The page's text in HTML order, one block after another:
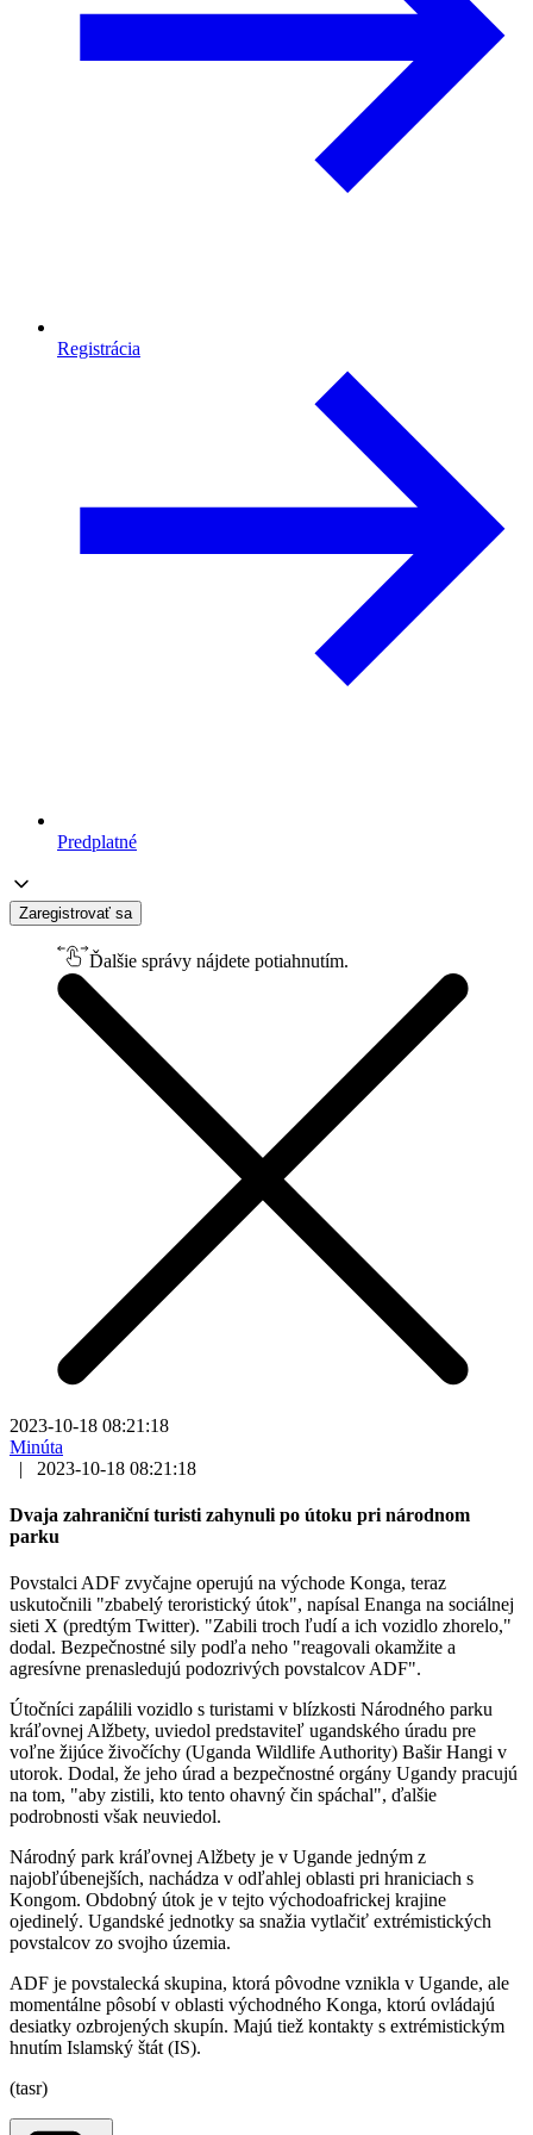
Registrácia
Predplatné
Zaregistrovať sa
Ďalšie správy nájdete potiahnutím.
2023-10-18 08:21:18
Minúta
|
2023-10-18 08:21:18
Dvaja zahraniční turisti zahynuli po útoku pri národnom
parku
Povstalci ADF zvyčajne operujú na východe Konga, teraz
uskutočnili "zbabelý teroristický útok", napísal Enanga na sociálnej
sieti X (predtým Twitter). "Zabili troch ľudí a ich vozidlo zhorelo,"
dodal. Bezpečnostné sily podľa neho "reagovali okamžite a
agresívne prenasledujú podozrivých povstalcov ADF".
Útočníci zapálili vozidlo s turistami v blízkosti Národného parku
kráľovnej Alžbety, uviedol predstaviteľ ugandského úradu pre
voľne žijúce živočíchy (Uganda Wildlife Authority) Bašir Hangi v
utorok. Dodal, že jeho úrad a bezpečnostné orgány Ugandy pracujú
na tom, "aby zistili, kto tento ohavný čin spáchal", ďalšie
podrobnosti však neuviedol.
Národný park kráľovnej Alžbety je v Ugande jedným z
najobľúbenejších, nachádza v odľahlej oblasti pri hraniciach s
Kongom. Obdobný útok je v tejto východoafrickej krajine
ojedinelý. Ugandské jednotky sa snažia vytlačiť extrémistických
povstalcov zo svojho územia.
ADF je povstalecká skupina, ktorá pôvodne vznikla v Ugande, ale
momentálne pôsobí v oblasti východného Konga, ktorú ovládajú
desiatky ozbrojených skupín. Majú tiež kontakty s extrémistickým
hnutím Islamský štát (IS).
(tasr)